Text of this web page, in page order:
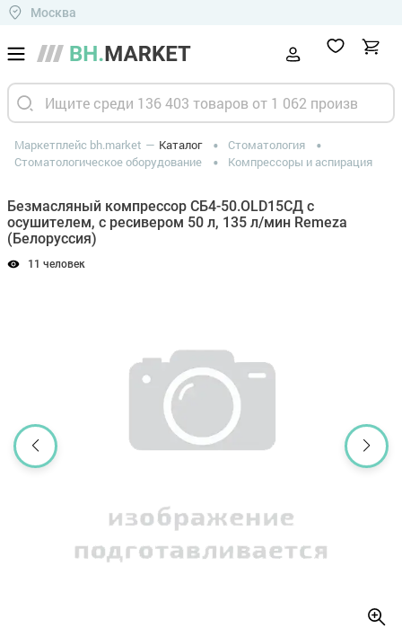
Москва
Маркетплейс bh.market Каталог
Стоматология
Стоматологическое оборудование
Компрессоры и аспирация
Безмасляный компрессор СБ4-50.OLD15СД с
осушителем, с ресивером 50 л, 135 л/мин Remeza
(Белоруссия)
11 человек